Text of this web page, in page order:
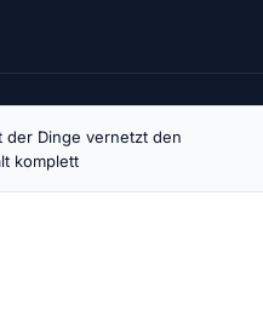
der Dinge vernetzt den
komplett